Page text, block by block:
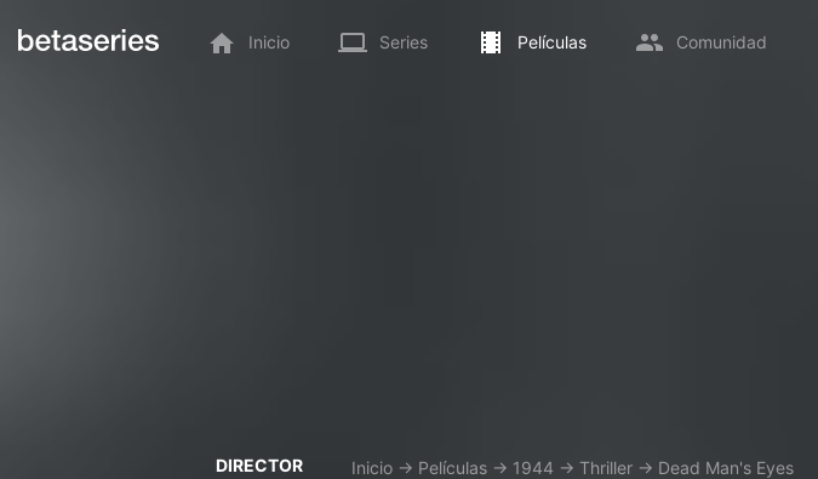
Inicio Series Películas Comunidad
DIRECTOR
Inicio → Películas → 1944 → Thriller → Dead Man's Eyes